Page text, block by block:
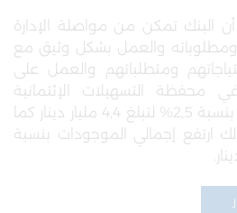
البنك تمكن من مواصلة الإدارة
ومطلوباته والعمل بشكل وثيق مع
ومتطلباتهم والعمل على
محفظة التسهيلات الإئتمانية
المباشرة منذ بداية العام بنسبة 2,5% لتبلغ 4,4 مليار دينار كما
2019، وكذلك ارتفع إجمالي الموجودات بنسبة
.